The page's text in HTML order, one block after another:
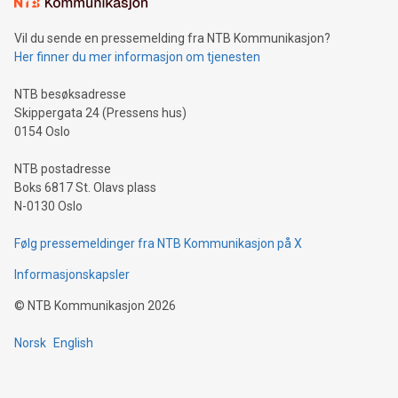
neutral payment systems support humanitarian
projects.Carbon Footprint: Compare Bitcoin's environmental
event and dive into the critical topics of Bitcoin
Vil du sende en pressemelding fra NTB Kommunikasjon?
Her finner du mer informasjon om tjenesten
NTB besøksadresse
Skippergata 24 (Pressens hus)
0154 Oslo
NTB postadresse
Boks 6817 St. Olavs plass
N-0130 Oslo
Følg pressemeldinger fra NTB Kommunikasjon på X
Informasjonskapsler
© NTB Kommunikasjon 2026
Norsk English